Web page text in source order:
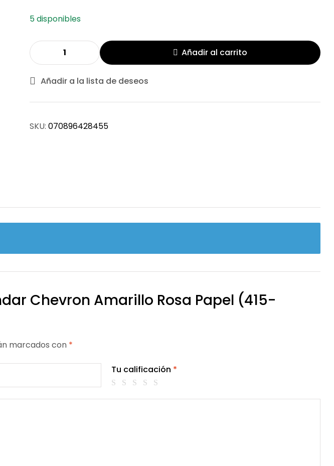
5 disponibles
Añadir al carrito
Añadir a la lista de deseos
SKU: 070896428455
Chevron Amarillo Rosa Papel (415-
marcados con *
Tu calificación *